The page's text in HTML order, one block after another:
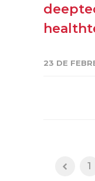
23 DE
1